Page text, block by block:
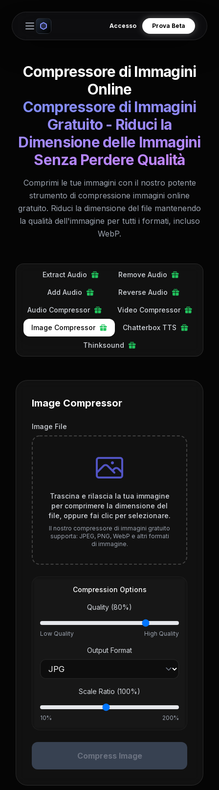
Open main menu
Accesso Prova Beta
Compressore di Immagini
Online
Compressore di Immagini
Gratuito - Riduci la
Dimensione delle Immagini
Senza Perdere Qualità
Comprimi le tue immagini con il nostro potente
strumento di compressione immagini online
gratuito. Riduci la dimensione del file mantenendo
la qualità dell'immagine per tutti i formati, incluso
WebP.
Extract Audio Remove Audio
Add Audio Reverse Audio
Audio Compressor Video Compressor
Image Compressor Chatterbox TTS
Thinksound
Image Compressor
Image File
Trascina e rilascia la tua immagine
per comprimere la dimensione del
file, oppure fai clic per selezionare.
Il nostro compressore di immagini gratuito
supporta: JPEG, PNG, WebP e altri formati
di immagine.
Compression Options
Quality (80%)
Low Quality High Quality
Output Format
Scale Ratio (100%)
10% 200%
Compress Image